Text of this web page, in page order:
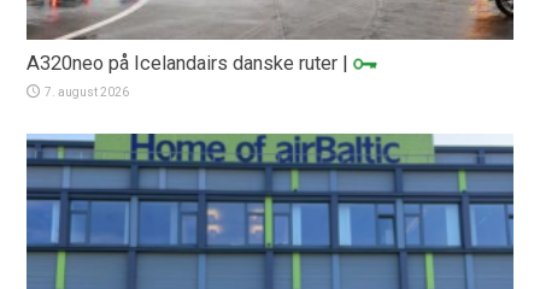
A320neo på Icelandairs danske ruter |
7. august 2026